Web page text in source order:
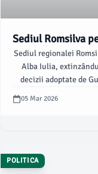
Sediul Romsilva
Sediul regionalei
Alba Iulia,
decizii adoptate de
05 Mar 2026
POLITICA